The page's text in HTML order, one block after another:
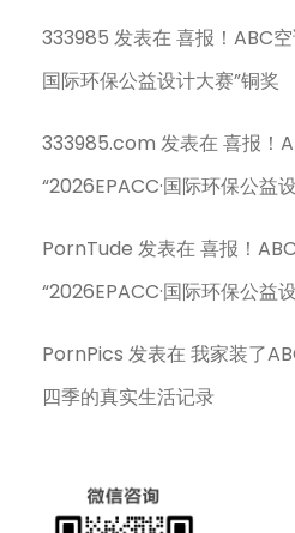
333985 发表在喜报！ABC
国际环保公益设计大赛”铜奖
333985.com 发表在喜报！
“2026EPACC·国际环保公益
PornTude 发表在喜报！
“2026EPACC·国际环保公益
PornPics 发表在我家装了
四季的真实生活记录